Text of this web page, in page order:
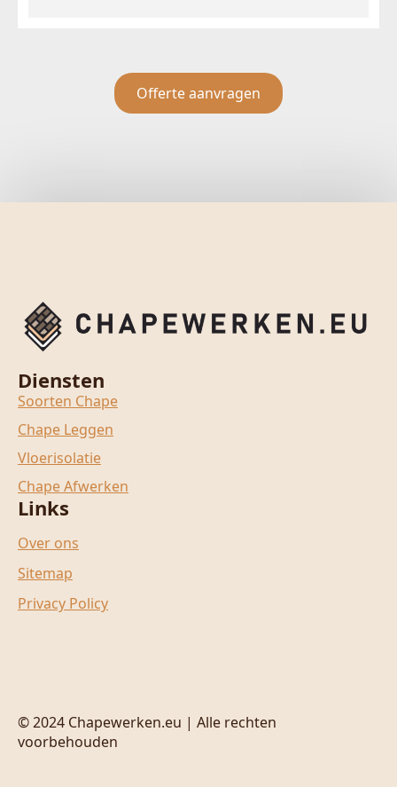
Offerte aanvragen
Diensten
Soorten Chape
Chape Leggen
Vloerisolatie
Chape Afwerken
Links
Over ons
Sitemap
Privacy Policy
© 2024 Chapewerken.eu | Alle rechten
voorbehouden